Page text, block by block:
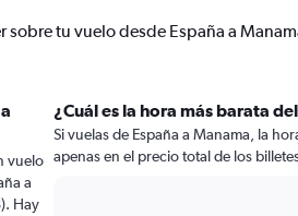
sobre tu vuelo desde España a
vuelo
a
Hay
¿Cuál es la hora más barata
Si vuelas de España a Manama, la
apenas en el precio total de los